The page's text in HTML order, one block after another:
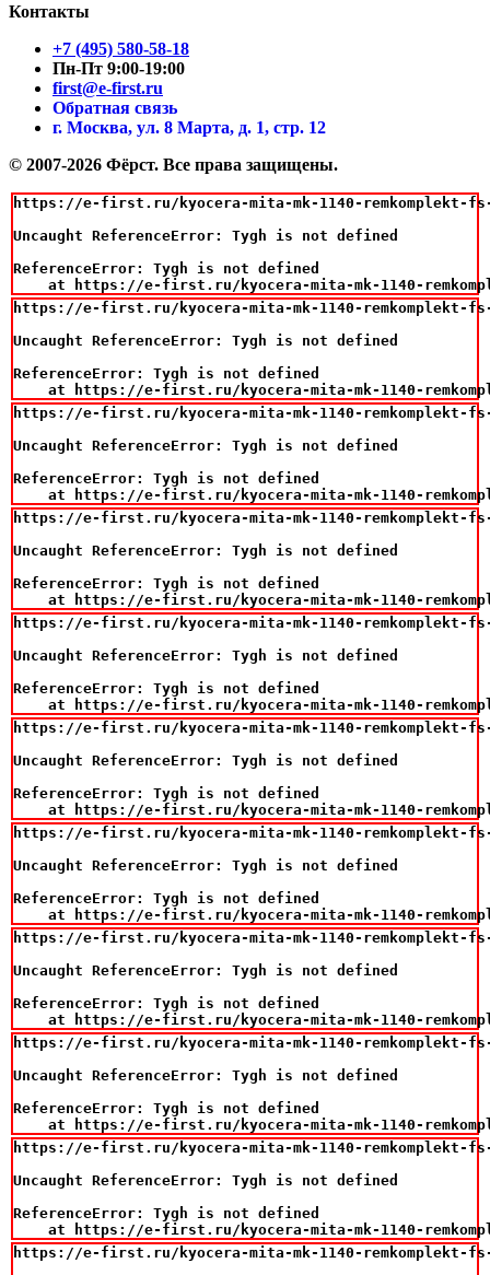
Контакты
+7 (495) 580-58-18
Пн-Пт 9:00-19:00
first@e-first.ru
Обратная связь
г. Москва, ул. 8 Марта, д. 1, стр. 12
© 2007-2026 Фёрст. Все права защищены.
https://e-first.ru/kyocera-mita-mk-1140-remkomplekt-fs-
Uncaught ReferenceError: Tygh is not defined
ReferenceError: Tygh is not defined
at https://e-first.ru/kyocera-mita-mk-1140-
https://e-first.ru/kyocera-mita-mk-1140-remkomplekt-fs-
Uncaught ReferenceError: Tygh is not defined
ReferenceError: Tygh is not defined
at https://e-first.ru/kyocera-mita-mk-1140-
https://e-first.ru/kyocera-mita-mk-1140-remkomplekt-fs-
Uncaught ReferenceError: Tygh is not defined
ReferenceError: Tygh is not defined
at https://e-first.ru/kyocera-mita-mk-1140-
https://e-first.ru/kyocera-mita-mk-1140-remkomplekt-fs-
Uncaught ReferenceError: Tygh is not defined
ReferenceError: Tygh is not defined
at https://e-first.ru/kyocera-mita-mk-1140-
https://e-first.ru/kyocera-mita-mk-1140-remkomplekt-fs-
Uncaught ReferenceError: Tygh is not defined
ReferenceError: Tygh is not defined
at https://e-first.ru/kyocera-mita-mk-1140-
https://e-first.ru/kyocera-mita-mk-1140-remkomplekt-fs-
Uncaught ReferenceError: Tygh is not defined
ReferenceError: Tygh is not defined
at https://e-first.ru/kyocera-mita-mk-1140-
https://e-first.ru/kyocera-mita-mk-1140-remkomplekt-fs-
Uncaught ReferenceError: Tygh is not defined
ReferenceError: Tygh is not defined
at https://e-first.ru/kyocera-mita-mk-1140-
https://e-first.ru/kyocera-mita-mk-1140-remkomplekt-fs-
Uncaught ReferenceError: Tygh is not defined
ReferenceError: Tygh is not defined
at https://e-first.ru/kyocera-mita-mk-1140-
https://e-first.ru/kyocera-mita-mk-1140-remkomplekt-fs-
Uncaught ReferenceError: Tygh is not defined
ReferenceError: Tygh is not defined
at https://e-first.ru/kyocera-mita-mk-1140-
https://e-first.ru/kyocera-mita-mk-1140-remkomplekt-fs-
Uncaught ReferenceError: Tygh is not defined
ReferenceError: Tygh is not defined
at https://e-first.ru/kyocera-mita-mk-1140-
https://e-first.ru/kyocera-mita-mk-1140-remkomplekt-fs-